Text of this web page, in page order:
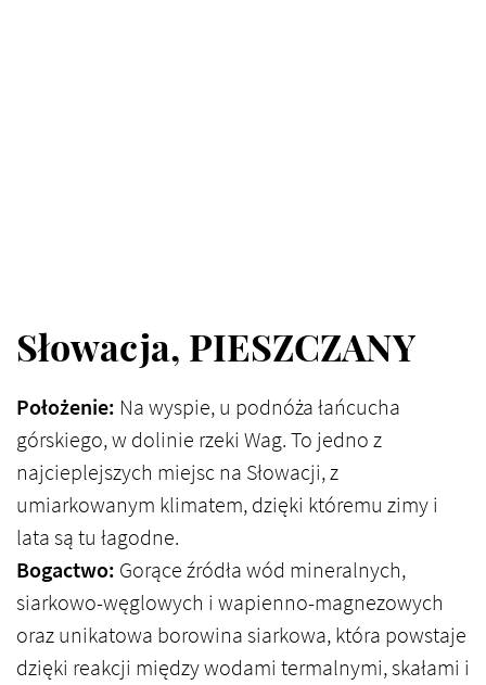
Słowacja, PIESZCZANY
Położenie: Na wyspie, u podnóża łańcucha
górskiego, w dolinie rzeki Wag. To jedno z
najcieplejszych miejsc na Słowacji, z
umiarkowanym klimatem, dzięki któremu zimy i
lata są tu łagodne.
Bogactwo: Gorące źródła wód mineralnych,
siarkowo-węglowych i wapienno-magnezowych
oraz unikatowa borowina siarkowa, która powstaje
dzięki reakcji między wodami termalnymi, skałami i